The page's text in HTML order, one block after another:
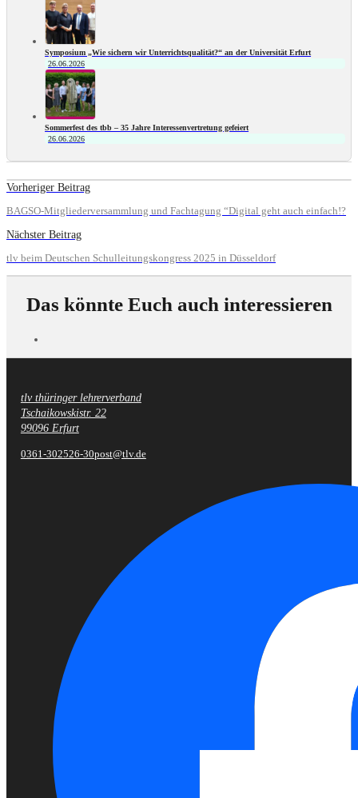
Symposium „Wie sichern wir Unterrichtsqualität?“ an der Universität Erfurt
26.06.2026
Sommerfest des tbb – 35 Jahre Interessenvertretung gefeiert
26.06.2026
Vorheriger Beitrag
BAGSO-Mitgliederversammlung und Fachtagung “Digital geht auch einfach!?
Nächster Beitrag
tlv beim Deutschen Schulleitungskongress 2025 in Düsseldorf
Das könnte Euch auch interessieren
Fußzeile
tlv thüringer lehrerverband
Tschaikowskistr. 22
99096 Erfurt
0361-302526-30post@tlv.de